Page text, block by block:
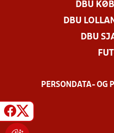
DBU
DBU
DBU
PERSONDATA- OG